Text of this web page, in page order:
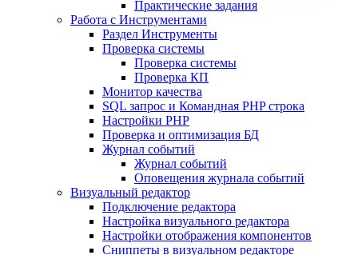
Практические задания
Работа с Инструментами
Раздел Инструменты
Проверка системы
Проверка системы
Проверка КП
Монитор качества
SQL запрос и Командная PHP строка
Настройки PHP
Проверка и оптимизация БД
Журнал событий
Журнал событий
Оповещения журнала событий
Визуальный редактор
Подключение редактора
Настройка визуального редактора
Настройки отображения компонентов
Сниппеты в визуальном редакторе